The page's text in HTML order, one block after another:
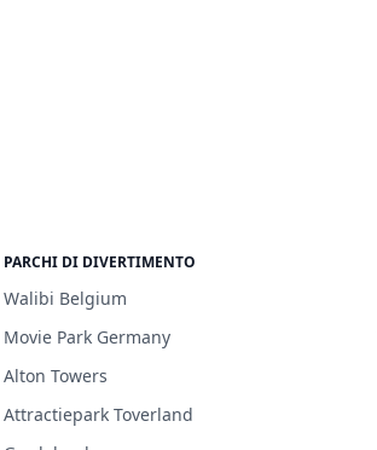
PARCHI DI DIVERTIMENTO
Walibi Belgium
Movie Park Germany
Alton Towers
Attractiepark Toverland